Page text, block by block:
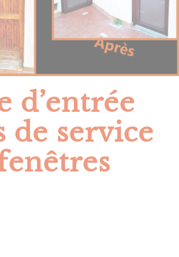
d’entrée
de service